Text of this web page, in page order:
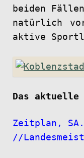
beiden
natürlich
aktive
Das aktuelle
Zeitplan,
//